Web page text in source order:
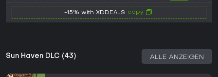
-15% with XDDEALS copy
Sun Haven DLC (43) ALLE ANZEIGEN